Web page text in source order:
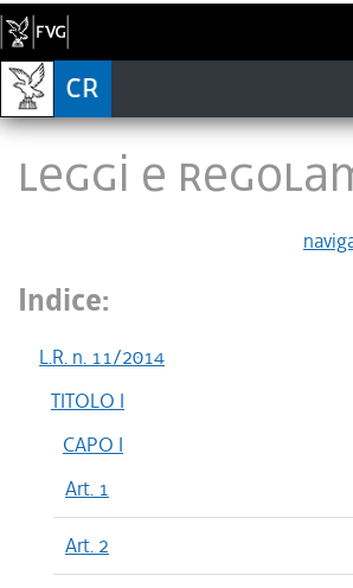
LEGGI E
Indice:
L.R. n. 11/2014
TITOLO I
CAPO I
Art. 1
Art. 2